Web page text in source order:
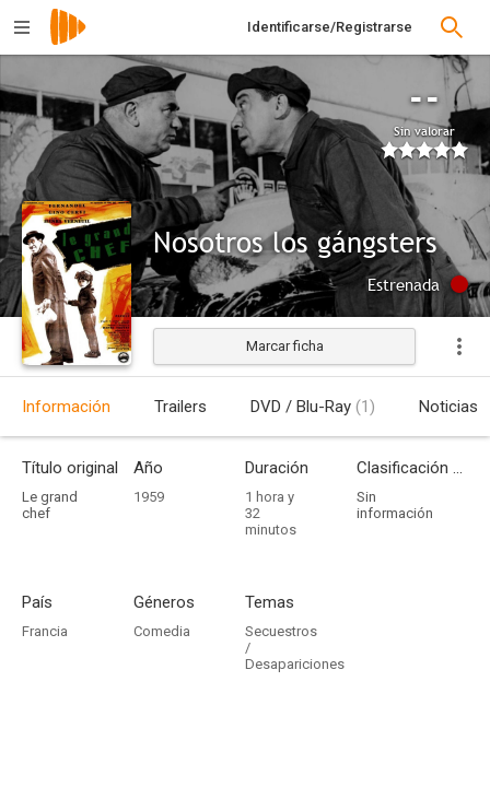
Identificarse/Registrarse
--
Sin valorar
Nosotros los gángsters
Estrenada
Marcar ficha
Información Trailers DVD / Blu-Ray (1) Noticias
Título original
Le grand
chef
Año
1959
Duración
1 hora y
32
minutos
Clasificación por edades
Sin
información
País
Francia
Géneros
Comedia
Temas
Secuestros
/
Desapariciones